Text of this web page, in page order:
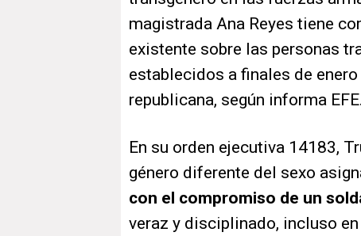
magistrada Ana Reyes tiene
existente sobre las personas
establecidos a finales de
republicana, según informa EFE.
En su orden ejecutiva 14183,
género diferente del sexo
con el compromiso de un
veraz y disciplinado, incluso